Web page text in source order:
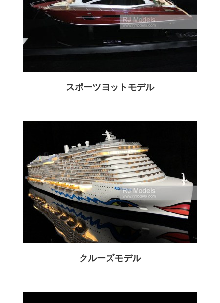
スポーツヨットモデル
クルーズモデル